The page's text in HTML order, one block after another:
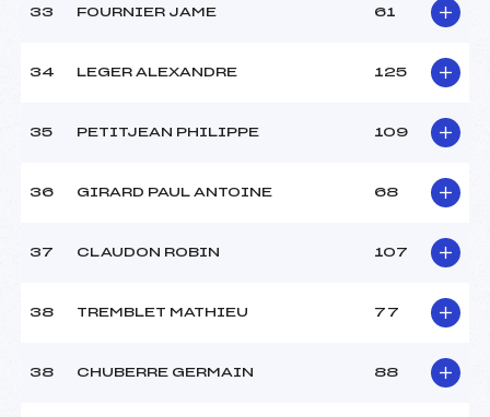
33 FOURNIER JAME 61
34 LEGER ALEXANDRE 125
35 PETITJEAN PHILIPPE 109
36 GIRARD PAUL ANTOINE 68
37 CLAUDON ROBIN 107
38 TREMBLET MATHIEU 77
38 CHUBERRE GERMAIN 88